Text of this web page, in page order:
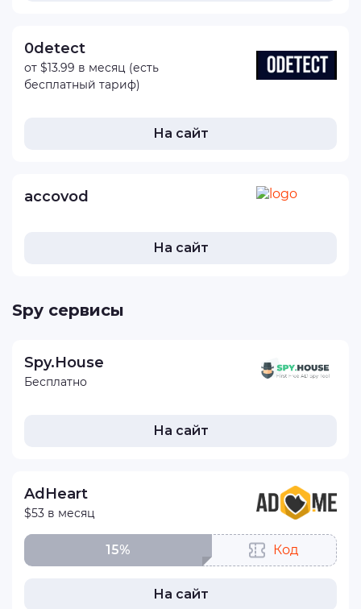
0detect
от $13.99 в месяц (есть
бесплатный тариф)
На сайт
accovod
На сайт
Spy сервисы
Spy.House
Бесплатно
На сайт
AdHeart
$53 в месяц
15% Код
На сайт